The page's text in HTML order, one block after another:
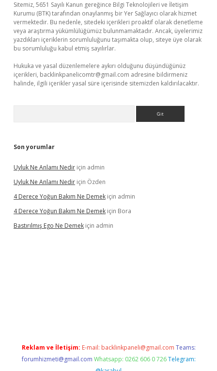
Sitemiz, 5651 Sayılı Kanun gereğince Bilgi Teknolojileri ve İletişim
Kurumu (BTK) tarafından onaylanmış bir Yer Sağlayıcı olarak hizmet
vermektedir. Bu nedenle, sitedeki içerikleri proaktif olarak denetleme
veya araştırma yükümlülüğümüz bulunmamaktadır. Ancak, üyelerimiz
yazdıkları içeriklerin sorumluluğunu taşımakta olup, siteye üye olarak
bu sorumluluğu kabul etmiş sayılırlar.
Hukuka ve yasal düzenlemelere aykırı olduğunu düşündüğünüz
içerikleri, backlinkpanelicomtr@gmail.com adresine bildirmeniz
halinde, ilgili içerikler yasal süre içerisinde sitemizden kaldırılacaktır.
Son yorumlar
Uyluk Ne Anlamı Nedir için admin
Uyluk Ne Anlamı Nedir için Özden
4 Derece Yoğun Bakım Ne Demek için admin
4 Derece Yoğun Bakım Ne Demek için Bora
Bastırılmış Ego Ne Demek için admin
Reklam ve İletişim: E-mail: backlinkpaneli@gmail.com Teams:
forumhizmeti@gmail.com Whatsapp: 0262 606 0 726 Telegram: